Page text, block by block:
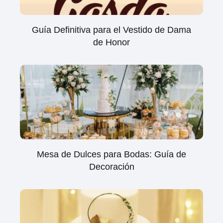
Guía Definitiva para el Vestido de Dama
de Honor
Mesa de Dulces para Bodas: Guía de
Decoración